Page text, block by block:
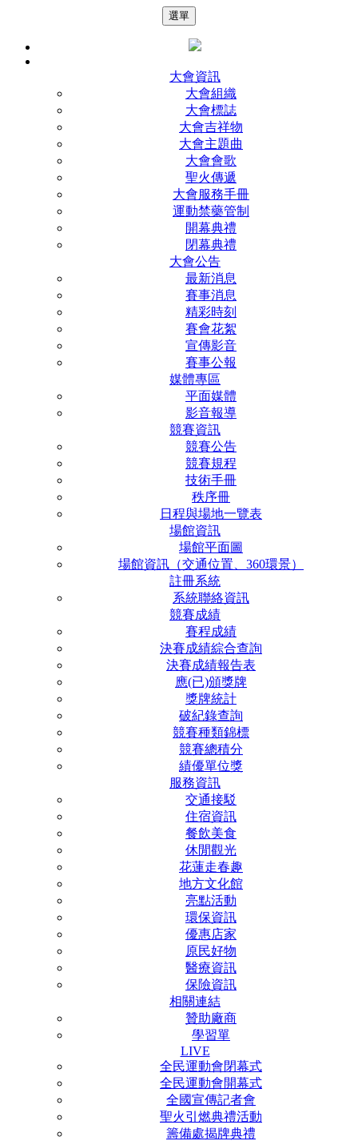
選單
大會資訊
大會組織
大會標誌
大會吉祥物
大會主題曲
大會會歌
聖火傳遞
大會服務手冊
運動禁藥管制
開幕典禮
閉幕典禮
大會公告
最新消息
賽事消息
精彩時刻
賽會花絮
宣傳影音
賽事公報
媒體專區
平面媒體
影音報導
競賽資訊
競賽公告
競賽規程
技術手冊
秩序冊
日程與場地一覽表
場館資訊
場館平面圖
場館資訊（交通位置、360環景）
註冊系統
系統聯絡資訊
競賽成績
賽程成績
決賽成績綜合查詢
決賽成績報告表
應(已)頒獎牌
獎牌統計
破紀錄查詢
競賽種類錦標
競賽總積分
績優單位獎
服務資訊
交通接駁
住宿資訊
餐飲美食
休閒觀光
花蓮走春趣
地方文化館
亮點活動
環保資訊
優惠店家
原民好物
醫療資訊
保險資訊
相關連結
贊助廠商
學習單
LIVE
全民運動會閉幕式
全民運動會開幕式
全國宣傳記者會
聖火引燃典禮活動
籌備處揭牌典禮